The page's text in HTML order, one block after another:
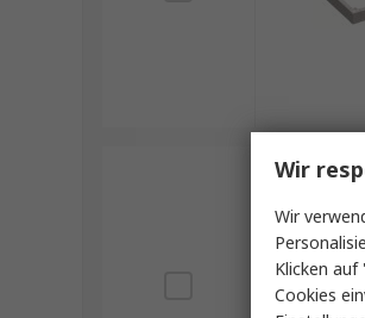
Wir
Wir
Klicken
Cookies